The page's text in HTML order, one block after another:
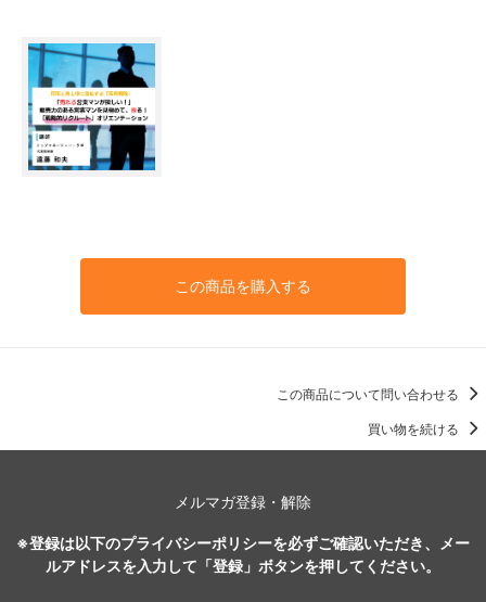
この商品を購入する
この商品について問い合わせる
買い物を続ける
メルマガ登録・解除
※登録は以下のプライバシーポリシーを必ずご確認いただき、メー
ルアドレスを入力して「登録」ボタンを押してください。